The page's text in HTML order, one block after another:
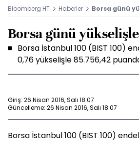
Bloomberg HT Haberler Borsa günü
Borsa günü
Borsa İstanbul 100 (BIST 100)
0,76 yükselişle 85.756,42
Giriş: 26 Nisan 2016, Salı 18:07
Güncelleme: 26 Nisan 2016, Salı 18:07
Borsa İstanbul 100 (BIST 100)